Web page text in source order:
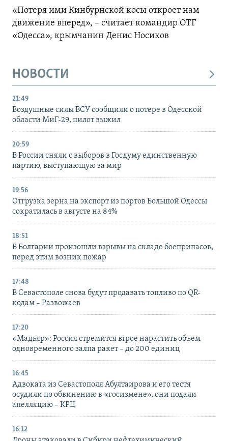
«Потеря ими Кинбурнской косы откроет нам
движение вперед», – считает командир ОТГ
«Одесса», крымчанин Денис Носиков
НОВОСТИ
21:49
Воздушные силы ВСУ сообщили о потере в Одесской
области МиГ-29, пилот выжил
20:59
В России сняли с выборов в Госдуму единственную
партию, выступающую за мир
19:56
Отгрузка зерна на экспорт из портов Большой Одессы
сократилась в августе на 84%
18:51
В Болгарии произошли взрывы на складе боеприпасов,
перед этим возник пожар
17:48
В Севастополе снова будут продавать топливо по QR-
кодам – Развожаев
17:20
«Мадьяр»: Россия стремится втрое нарастить объем
одновременного залпа ракет – до 200 единиц
16:45
Адвоката из Севастополя Абултаирова и его тестя
осудили по обвинению в «госизмене», они подали
апелляцию – КРЦ
16:12